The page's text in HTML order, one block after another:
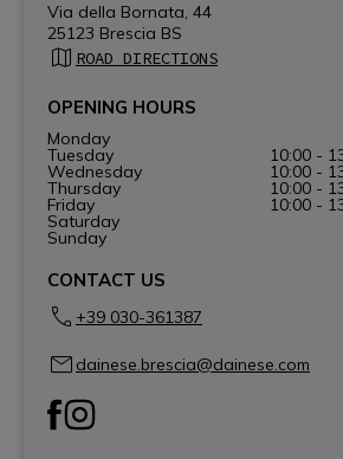
Via della Bornata, 44
25123 Brescia BS
ROAD DIRECTIONS
OPENING HOURS
Monday
Tuesday 10:00 -
Wednesday 10:00 -
Thursday 10:00 -
Friday 10:00 -
Saturday
Sunday
CONTACT US
+39 030-361387
dainese.brescia@dainese.com